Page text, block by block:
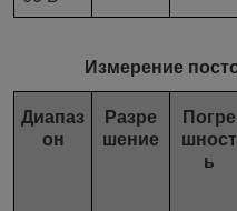
Измерение
Диапаз
он
Разре
шение
Погре
шност
ь